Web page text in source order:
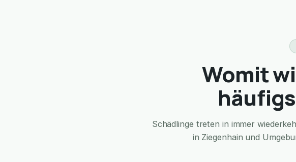
Womit
Schädlinge treten in immer
in Ziegenhain und